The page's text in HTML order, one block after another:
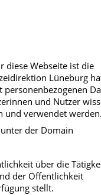
diese Webseite ist die
Lüneburg
und Nutzer
und verwendet
der Domain
über die
der Öffentlichkeit
stellt.